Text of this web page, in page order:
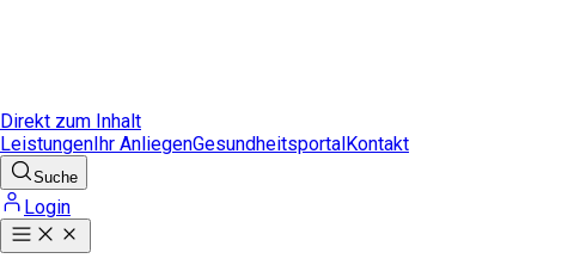
Direkt zum Inhalt
LeistungenIhr AnliegenGesundheitsportalKontakt
Suche
Login